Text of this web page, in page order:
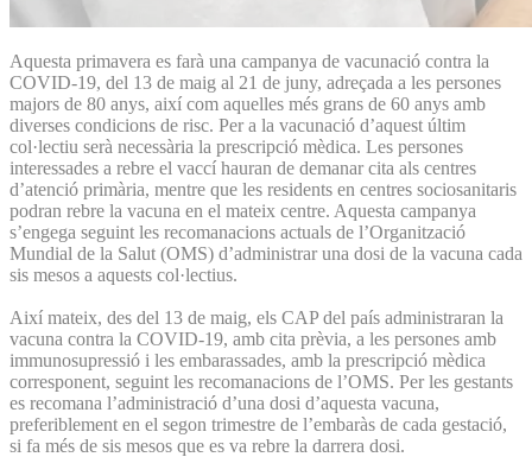
Aquesta primavera es farà una campanya de vacunació contra la
COVID-19, del 13 de maig al 21 de juny, adreçada a les persones
majors de 80 anys, així com aquelles més grans de 60 anys amb
diverses condicions de risc. Per a la vacunació d’aquest últim
col·lectiu serà necessària la prescripció mèdica. Les persones
interessades a rebre el vaccí hauran de demanar cita als centres
d’atenció primària, mentre que les residents en centres sociosanitaris
podran rebre la vacuna en el mateix centre. Aquesta campanya
s’engega seguint les recomanacions actuals de l’Organització
Mundial de la Salut (OMS) d’administrar una dosi de la vacuna cada
sis mesos a aquests col·lectius.
Així mateix, des del 13 de maig, els CAP del país administraran la
vacuna contra la COVID-19, amb cita prèvia, a les persones amb
immunosupressió i les embarassades, amb la prescripció mèdica
corresponent, seguint les recomanacions de l’OMS. Per les gestants
es recomana l’administració d’una dosi d’aquesta vacuna,
preferiblement en el segon trimestre de l’embaràs de cada gestació,
si fa més de sis mesos que es va rebre la darrera dosi.